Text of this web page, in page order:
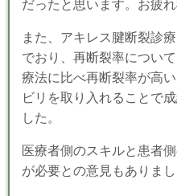
だったと思います。お疲れ
また、アキレス腱断裂診
でおり、再断裂率について
療法に比べ再断裂率が高
ビリを取り入れることで
した。
医療者側のスキルと患者
が必要との意見もありまし